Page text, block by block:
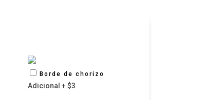
Borde de chorizo
Adicional + $3